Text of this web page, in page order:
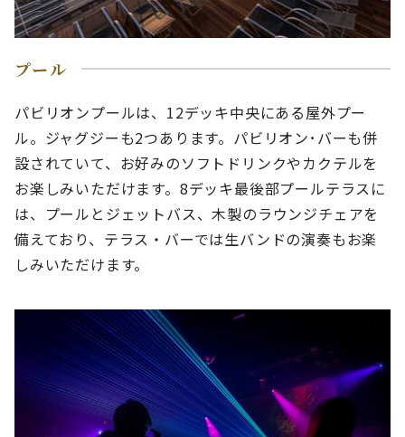
プール
パビリオンプールは、12デッキ中央にある屋外プー
ル。ジャグジーも2つあります。パビリオン･バーも併
設されていて、お好みのソフトドリンクやカクテルを
お楽しみいただけます。8デッキ最後部プールテラスに
は、プールとジェットバス、木製のラウンジチェアを
備えており、テラス・バーでは生バンドの演奏もお楽
しみいただけます。